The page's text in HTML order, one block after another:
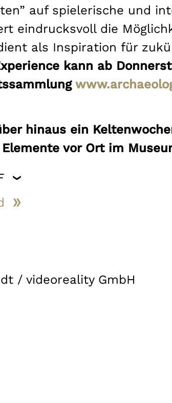
auf spielerische und
eindrucksvoll die
als Inspiration für
kann ab
hinaus ein
vor Ort im
/ videoreality GmbH